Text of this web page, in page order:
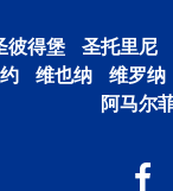
彼得堡 圣托里尼
维也纳 维罗纳
阿马尔